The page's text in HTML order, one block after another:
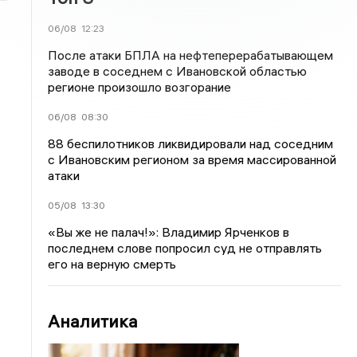
06/08 12:23
После атаки БПЛА на нефтеперерабатывающем
заводе в соседнем с Ивановской областью
регионе произошло возгорание
06/08 08:30
88 беспилотников ликвидировали над соседним
с Ивановским регионом за время массированной
атаки
05/08 13:30
«Вы же не палач!»: Владимир Ярченков в
последнем слове попросил суд не отправлять
его на верную смерть
Аналитика